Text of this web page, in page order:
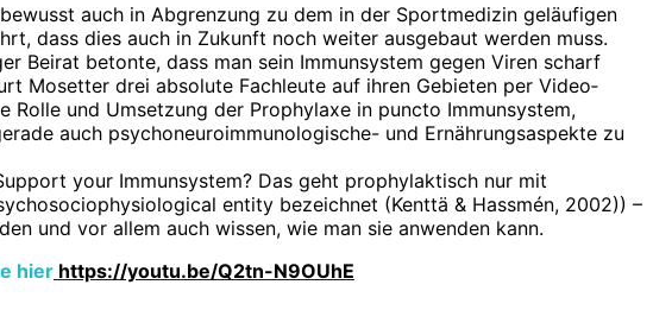
auch in Abgrenzung zu dem in der Sportmedizin geläufigen
dass dies auch in Zukunft noch weiter ausgebaut werden muss.
Beirat betonte, dass man sein Immunsystem gegen Viren scharf
Mosetter drei ­absolute Fachleute auf ihren Gebieten per Video­
Rolle und Umsetzung der Prophylaxe in puncto Immunsystem,
auch psychoneuroimmunologische- und Ernährungsaspekte zu
your Immunsystem? Das geht prophylaktisch nur mit
entity bezeichnet (Kenttä & Hassmén, 2002)) –
und vor allem auch wissen, wie man sie anwenden kann.
hier https://youtu.be/Q2tn-N9OUhE